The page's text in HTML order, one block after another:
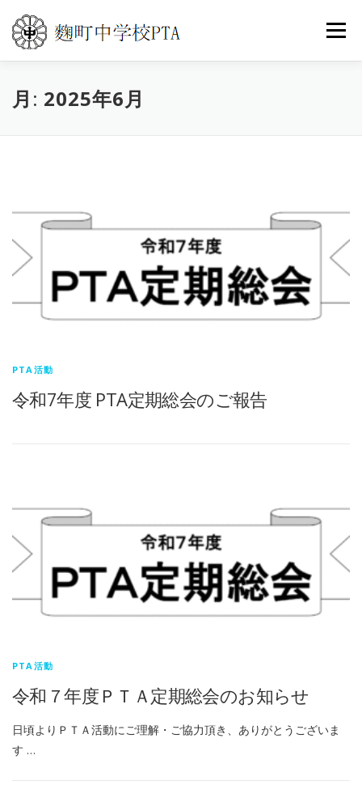
メニュ
トップ PTA活動
お問い合わせ
月: 2025年6月
PTA活動
令和7年度 PTA定期総会のご報告
PTA活動
令和７年度ＰＴＡ定期総会のお知らせ
日頃よりＰＴＡ活動にご理解・ご協力頂き、ありがとうございま
す …